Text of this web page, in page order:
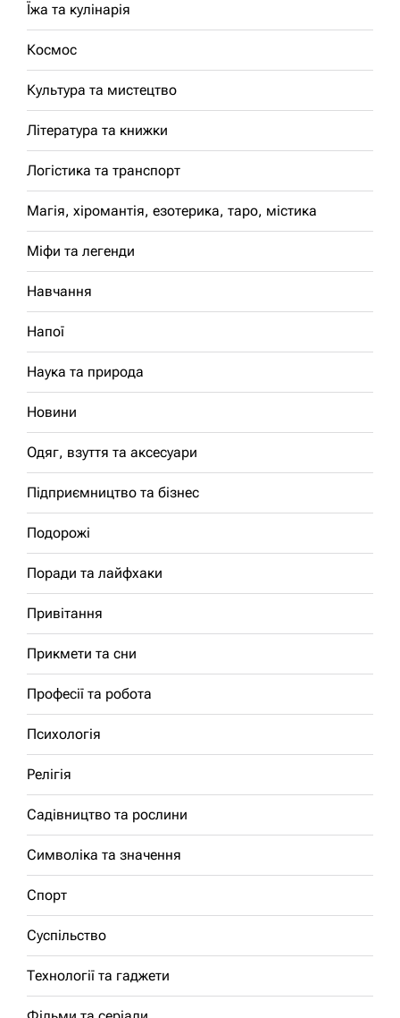
Їжа та кулінарія
Космос
Культура та мистецтво
Література та книжки
Логістика та транспорт
Магія, хіромантія, езотерика, таро, містика
Міфи та легенди
Навчання
Напої
Наука та природа
Новини
Одяг, взуття та аксесуари
Підприємництво та бізнес
Подорожі
Поради та лайфхаки
Привітання
Прикмети та сни
Професії та робота
Психологія
Релігія
Садівництво та рослини
Символіка та значення
Спорт
Суспільство
Технології та гаджети